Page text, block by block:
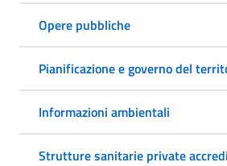
Opere pubbliche
Pianificazione e governo del
Informazioni ambientali
Strutture sanitarie private